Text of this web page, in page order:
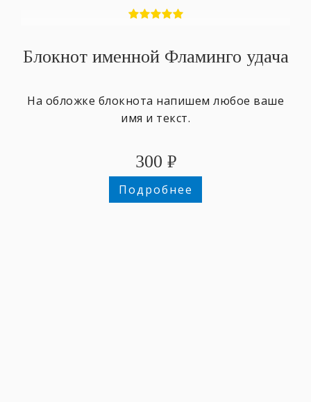
Блокнот именной Фламинго удача
На обложке блокнота напишем любое ваше
имя и текст.
300 ₽
Подробнее